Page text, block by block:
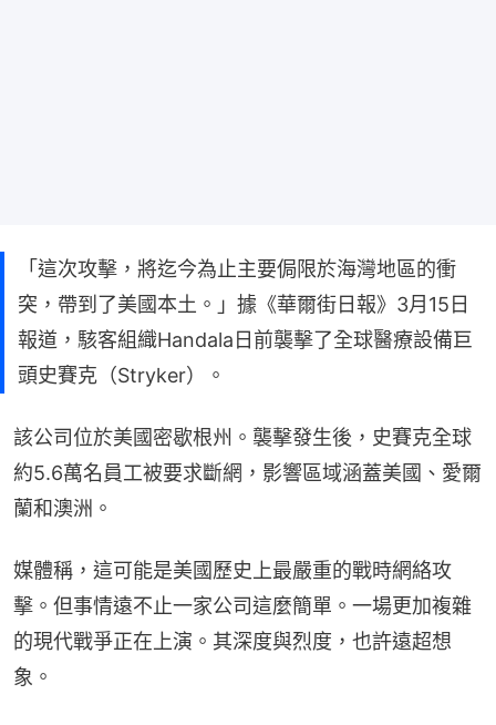
「這次攻擊，將迄今為止主要侷限於海灣地區的衝
突，帶到了美國本土。」據《華爾街日報》3月15日
報道，駭客組織Handala日前襲擊了全球醫療設備巨
頭史賽克（Stryker）。
該公司位於美國密歇根州。襲擊發生後，史賽克全球
約5.6萬名員工被要求斷網，影響區域涵蓋美國、愛爾
蘭和澳洲。
媒體稱，這可能是美國歷史上最嚴重的戰時網絡攻
擊。但事情遠不止一家公司這麼簡單。一場更加複雜
的現代戰爭正在上演。其深度與烈度，也許遠超想
象。